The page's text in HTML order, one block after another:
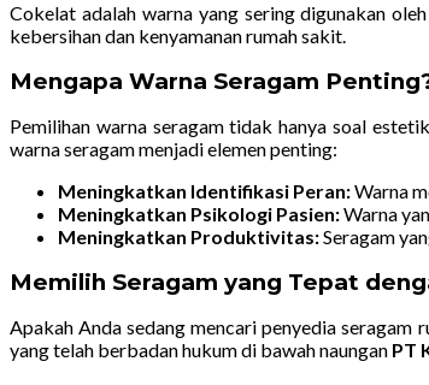
Cokelat adalah warna yang sering digunakan
kebersihan dan kenyamanan rumah sakit.
Mengapa Warna Seragam
Pemilihan warna seragam tidak hanya soal
warna seragam menjadi elemen penting:
Meningkatkan Identifikasi Peran:Warna
Meningkatkan Psikologi Pasien:Warna
Meningkatkan Produktivitas:Seragam
Memilih Seragam yang Tepat
Apakah Anda sedang mencari penyedia
yang telah berbadan hukum di bawah naungan PT